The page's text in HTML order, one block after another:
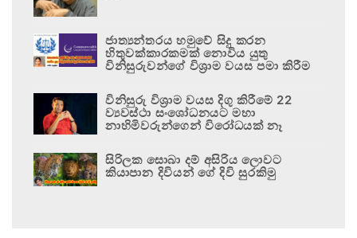
ජාත්‍යන්තරය හමුවේ සිදු කරන
හිතුවක්කාරකමක් නොවිය යුතු
විනිසුරුවන්ගේ විශ්‍රාම වයස පමා කිරීම
විනිසුරු විශ්‍රාම වයස දිගු කිරීමේ 22
ව්‍යවස්ථා සංශෝධනයට මහා
නාහිමිවරුන්ගෙන් විරෝධයක් නෑ
සිරිලක සොබා දම් අසිරිය ලොවට
කියාපාන දිවියන් ගේ දිවි සුරකිමු